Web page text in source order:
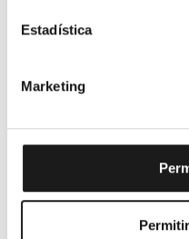
Estadística
Marketing
decida que no debes
los casos de
la crianza de tus hijos, e
monoparental.
Debes tener precaución
El abuso de
problemas psiquiátricos,